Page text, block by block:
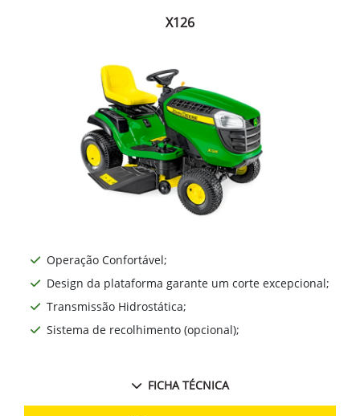
X126
Operação Confortável;
Design da plataforma garante um corte excepcional;
Transmissão Hidrostática;
Sistema de recolhimento (opcional);
FICHA TÉCNICA